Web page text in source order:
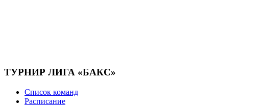
ТУРНИР ЛИГА «БАКС»
Список команд
Расписание